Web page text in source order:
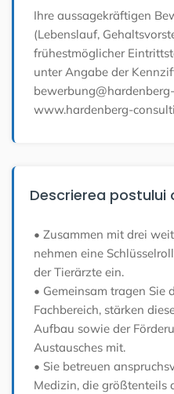
Ihre aussagekräftigen
(Lebenslauf,
frühestmöglicher
unter Angabe der
www.hardenberg-
Descrierea postului
• Zusammen mit drei
nehmen eine
der Tierärzte ein.
• Gemeinsam tragen Sie
Fachbereich, stärken
Aufbau sowie der
Austausches mit.
• Sie betreuen
Medizin, die größtenteils